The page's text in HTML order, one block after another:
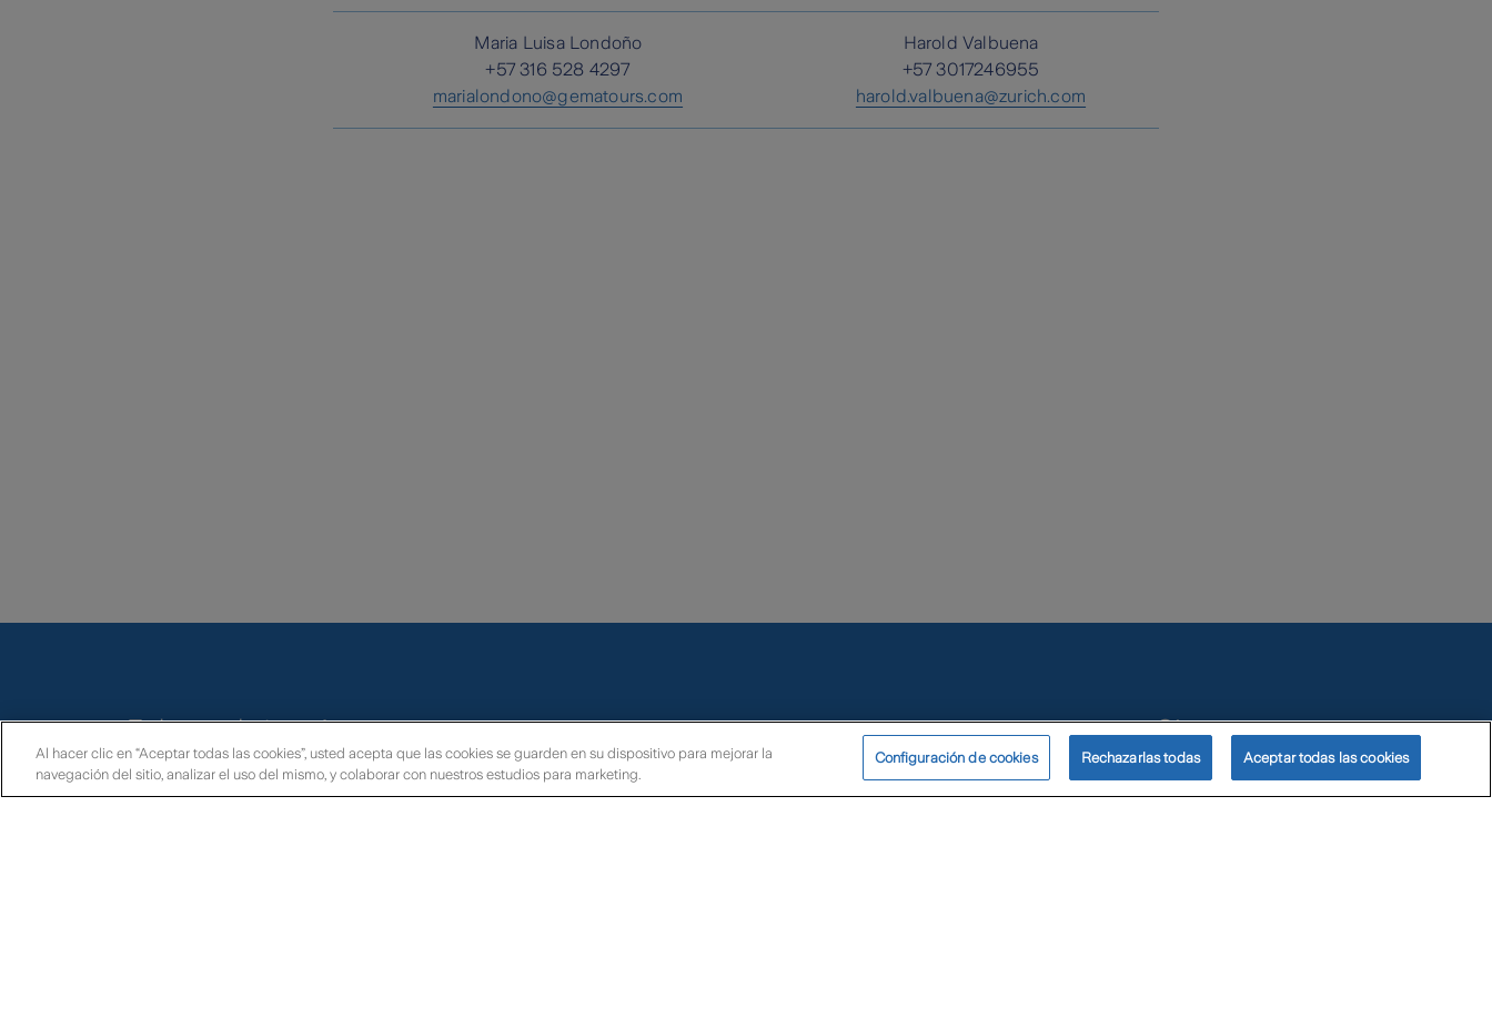
Maria Luisa Londoño
+57 316 528 4297
marialondono@gematours.com
Harold Valbuena
+57 3017246955
harold.valbuena@zurich.com
Enlaces de interés
Informes ejecutivos
Síguenos
Al hacer clic en “Aceptar todas las cookies”, usted acepta que las cookies se guarden en su dispositivo para mejorar la
navegación del sitio, analizar el uso del mismo, y colaborar con nuestros estudios para marketing.
Configuración de cookies Rechazarlas todas Aceptar todas las cookies